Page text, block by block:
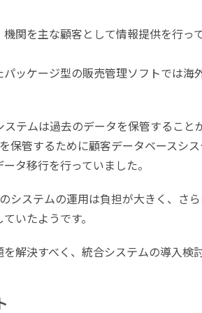
関を主な顧客として情報提供を行
ッケージ型の販売管理ソフトでは海
ステムは過去のデータを保管すること
保管するために顧客データベースシ
タ移行を行っていました。
システムの運用は負担が大きく、さ
いたようです。
解決すべく、統合システムの導入検